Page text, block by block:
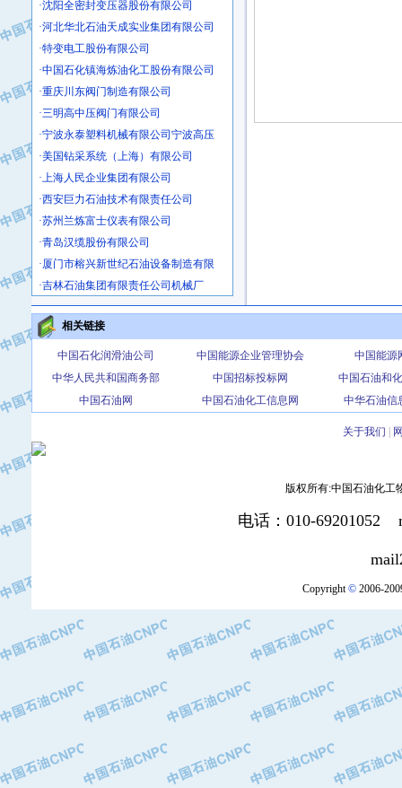
·河北华北石油天成实业集团有限公司
·特变电工股份有限公司
·中国石化镇海炼油化工股份有限公司
·重庆川东阀门制造有限公司
·三明高中压阀门有限公司
·宁波永泰塑料机械有限公司宁波高压
·美国钻采系统（上海）有限公司
·上海人民企业集团有限公司
·西安巨力石油技术有限责任公司
·苏州兰炼富士仪表有限公司
·青岛汉缆股份有限公司
·厦门市榕兴新世纪石油设备制造有限
·吉林石油集团有限责任公司机械厂
·大港油田集团中成机械制造有限公司
·承德司达石油装备开发公司
·大港油田集团中成机械制造有限公司
·四川明星电缆有限公司
·中国石油大庆石油化工总厂
·北京三盈联合石油技术有限公司
·北京长空工业有限公司
·河北保定天威集团特变电气有限公司
·中国石油抚顺石化公司
·中国石油辽阳石油化纤公司
·托肯恒山科技（广州）有限公司
·中国石油兰州石油化工公司
·大庆油田飞马有限公司
·大庆油田有限责任公司
·中国石油辽河油田分公司
相关链接
中国石化润滑油公司 中国能源企业管理协会
中国能源
中华人民共和国商务部
中国招标投标网
中国石油和
中国石油网
中国石油化工信息网 中华石油信
关于我们
版权所有:中国石油化工
电话：010-69201052
Copyright©2006-